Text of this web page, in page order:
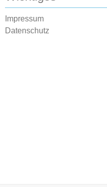
Impressum
Datenschutz